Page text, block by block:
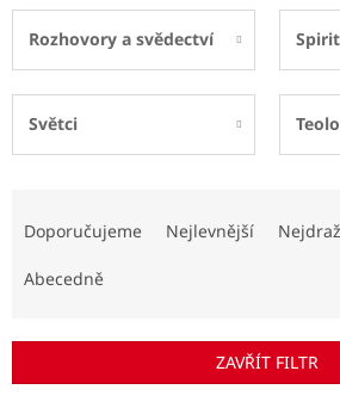
Rozhovory a svědectví
Světci
r
Doporučujeme Nejlevnější
Abecedně
ZAVŘÍT FILTR